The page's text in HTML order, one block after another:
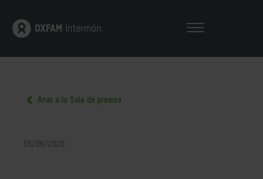
Anar a la Sala de premsa
05/06/2020